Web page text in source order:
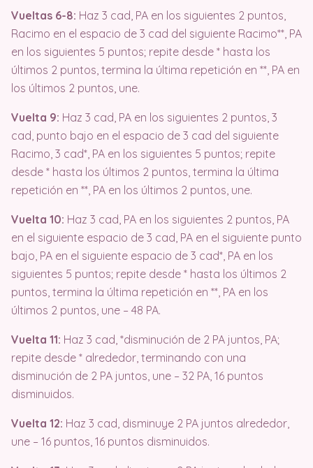
Vueltas 6-8: Haz 3 cad, PA en los siguientes 2 puntos,
Racimo en el espacio de 3 cad del siguiente Racimo**, PA
en los siguientes 5 puntos; repite desde * hasta los
últimos 2 puntos, termina la última repetición en **, PA en
los últimos 2 puntos, une.
Vuelta 9: Haz 3 cad, PA en los siguientes 2 puntos, 3
cad, punto bajo en el espacio de 3 cad del siguiente
Racimo, 3 cad*, PA en los siguientes 5 puntos; repite
desde * hasta los últimos 2 puntos, termina la última
repetición en **, PA en los últimos 2 puntos, une.
Vuelta 10: Haz 3 cad, PA en los siguientes 2 puntos, PA
en el siguiente espacio de 3 cad, PA en el siguiente punto
bajo, PA en el siguiente espacio de 3 cad*, PA en los
siguientes 5 puntos; repite desde * hasta los últimos 2
puntos, termina la última repetición en **, PA en los
últimos 2 puntos, une – 48 PA.
Vuelta 11: Haz 3 cad, *disminución de 2 PA juntos, PA;
repite desde * alrededor, terminando con una
disminución de 2 PA juntos, une – 32 PA, 16 puntos
disminuidos.
Vuelta 12: Haz 3 cad, disminuye 2 PA juntos alrededor,
une – 16 puntos, 16 puntos disminuidos.